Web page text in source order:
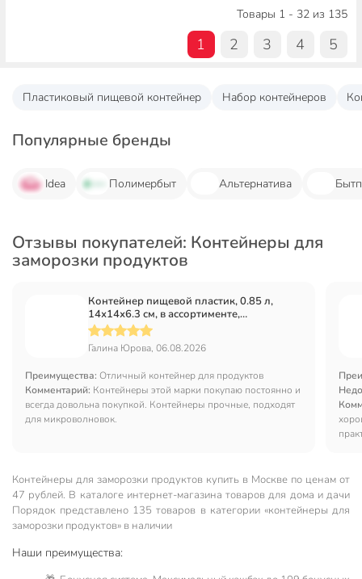
Товары 1 - 32 из 135
1 2 3 4 5
Пластиковый пищевой контейнер Набор контейнеров
Популярные бренды
Idea Полимербыт Альтернатива
Отзывы покупателей: Контейнеры для
заморозки продуктов
Контейнер пищевой пластик, 0.85 л,
14х14х6.3 см, в ассортименте,
квадратный, Стандарт Пластик Групп
Галина Юрова, 06.08.2026
Преимущества: Отличный контейнер для продуктов
Комментарий: Контейнеры этой марки покупаю постоянно и
всегда довольна покупкой. Контейнеры прочные, подходят
для микроволновок.
Контейнеры для заморозки продуктов купить в Москве по ценам от
47 рублей. В каталоге интернет-магазина товаров для дома и дачи
Порядок представлено 135 товаров в категории «контейнеры для
заморозки продуктов» в наличии
Наши преимущества: